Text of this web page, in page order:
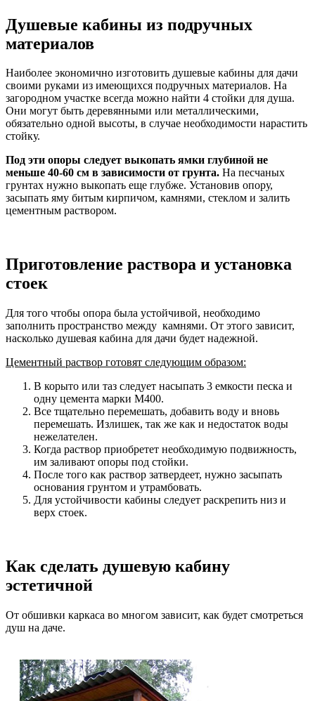
Душевые кабины из подручных
материалов
Наиболее экономично изготовить душевые кабины для дачи
своими руками из имеющихся подручных материалов. На
загородном участке всегда можно найти 4 стойки для душа.
Они могут быть деревянными или металлическими,
обязательно одной высоты, в случае необходимости нарастить
стойку.
Под эти опоры следует выкопать ямки глубиной не
меньше 40-60 см в зависимости от грунта. На песчаных
грунтах нужно выкопать еще глубже. Установив опору,
засыпать яму битым кирпичом, камнями, стеклом и залить
цементным раствором.
Приготовление раствора и установка
стоек
Для того чтобы опора была устойчивой, необходимо
заполнить пространство между камнями. От этого зависит,
насколько душевая кабина для дачи будет надежной.
Цементный раствор готовят следующим образом:
В корыто или таз следует насыпать 3 емкости песка и
одну цемента марки М400.
Все тщательно перемешать, добавить воду и вновь
перемешать. Излишек, так же как и недостаток воды
нежелателен.
Когда раствор приобретет необходимую подвижность,
им заливают опоры под стойки.
После того как раствор затвердеет, нужно засыпать
основания грунтом и утрамбовать.
Для устойчивости кабины следует раскрепить низ и
верх стоек.
Как сделать душевую кабину
эстетичной
От обшивки каркаса во многом зависит, как будет смотреться
душ на даче.